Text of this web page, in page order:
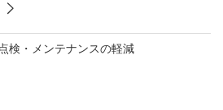
検・メンテナンスの軽減